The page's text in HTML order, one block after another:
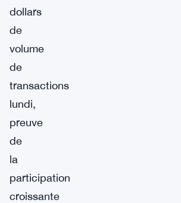
dollars
de
volume
de
transactions
lundi,
preuve
de
la
participation
croissante